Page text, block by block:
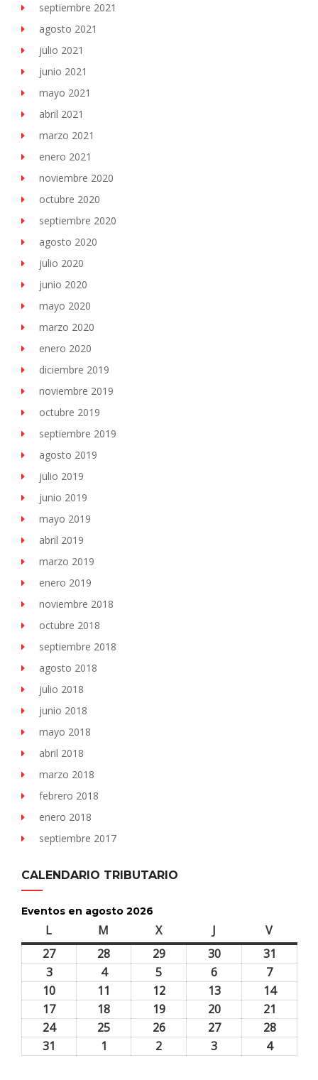
septiembre 2021
agosto 2021
julio 2021
junio 2021
mayo 2021
abril 2021
marzo 2021
enero 2021
noviembre 2020
octubre 2020
septiembre 2020
agosto 2020
julio 2020
junio 2020
mayo 2020
marzo 2020
enero 2020
diciembre 2019
noviembre 2019
octubre 2019
septiembre 2019
agosto 2019
julio 2019
junio 2019
mayo 2019
abril 2019
marzo 2019
enero 2019
noviembre 2018
octubre 2018
septiembre 2018
agosto 2018
julio 2018
junio 2018
mayo 2018
abril 2018
marzo 2018
febrero 2018
enero 2018
septiembre 2017
CALENDARIO TRIBUTARIO
Eventos en agosto 2026
L M Xmiércoles J Vviernes
2727
28 2929
2026
3030
2026
31
2026
33
agosto,
2026
44
agosto,
2026
5
agosto,
2026
6
agosto,
2026
77
agosto,
2026
10
agosto,
2026
11 1212
agosto,
2026
1313
agosto,
2026
1414
2026
1717
agosto,
18 1919
agosto,
2020
agosto,
21
agosto,
2424
25 2626
2727
2828
31 1 2 3 44